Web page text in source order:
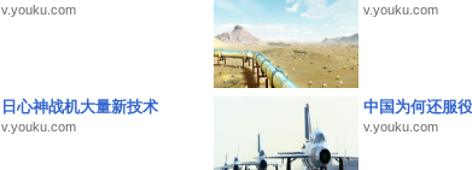
v.youku.com v.youku.com
日心神战机大量新技术
v.youku.com
中国为何还服
v.youku.com